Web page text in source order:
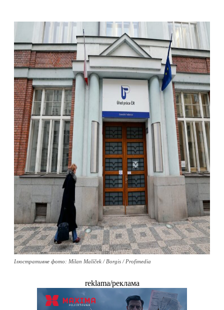
Ілюстративне фото: Milan Malíček / Borgis / Profimedia
reklama/реклама